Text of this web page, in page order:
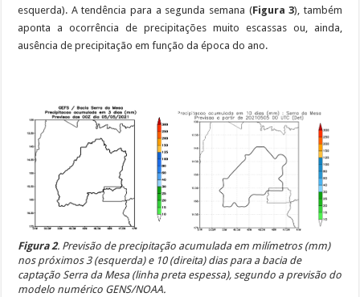
esquerda). A tendência para a segunda semana (Figura 3), também
aponta a ocorrência de precipitações muito escassas ou, ainda,
ausência de precipitação em função da época do ano.
Figura 2. Previsão de precipitação acumulada em milímetros (mm)
nos próximos 3 (esquerda) e 10 (direita) dias para a bacia de
captação Serra da Mesa (linha preta espessa), segundo a previsão do
modelo numérico GENS/NOAA.